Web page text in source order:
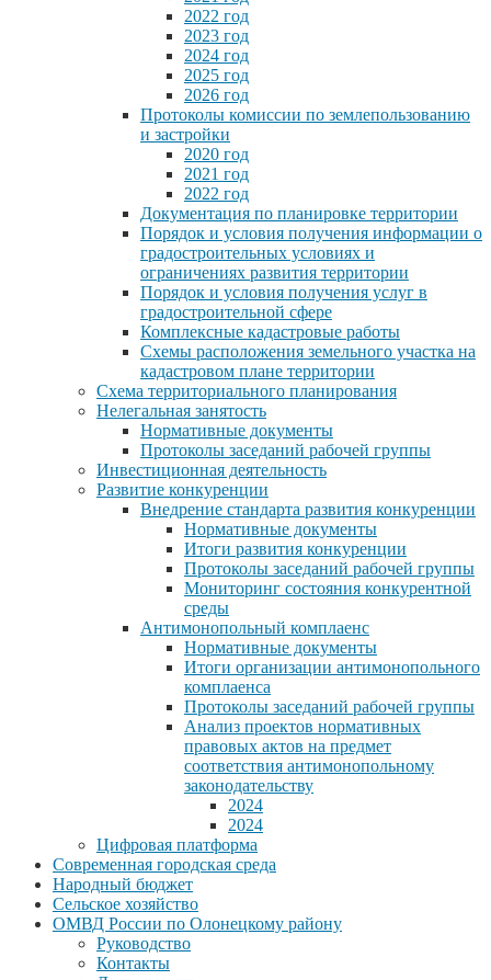
2022 год
2023 год
2024 год
2025 год
2026 год
Протоколы комиссии по землепользованию
и застройки
2020 год
2021 год
2022 год
Документация по планировке территории
Порядок и условия получения информации о
градостроительных условиях и
ограничениях развития территории
Порядок и условия получения услуг в
градостроительной сфере
Комплексные кадастровые работы
Схемы расположения земельного участка на
кадастровом плане территории
Схема территориального планирования
Нелегальная занятость
Нормативные документы
Протоколы заседаний рабочей группы
Инвестиционная деятельность
Развитие конкуренции
Внедрение стандарта развития конкуренции
Нормативные документы
Итоги развития конкуренции
Протоколы заседаний рабочей группы
Мониторинг состояния конкурентной
среды
Антимонопольный комплаенс
Нормативные документы
Итоги организации антимонопольного
комплаенса
Протоколы заседаний рабочей группы
Анализ проектов нормативных
правовых актов на предмет
соответствия антимонопольному
законодательству
2024
2024
Цифровая платформа
Современная городская среда
Народный бюджет
Сельское хозяйство
ОМВД России по Олонецкому району
Руководство
Контакты